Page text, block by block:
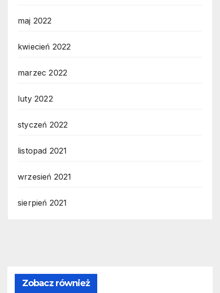
maj 2022
kwiecień 2022
marzec 2022
luty 2022
styczeń 2022
listopad 2021
wrzesień 2021
sierpień 2021
Zobacz również